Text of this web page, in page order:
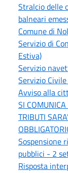
Stralcio delle
balneari
Comune di
Servizio di
Estiva)
Servizio
Servizio
Avviso alla
SI
TRIBUTI
Sospensione
pubblici - 2
Risposta